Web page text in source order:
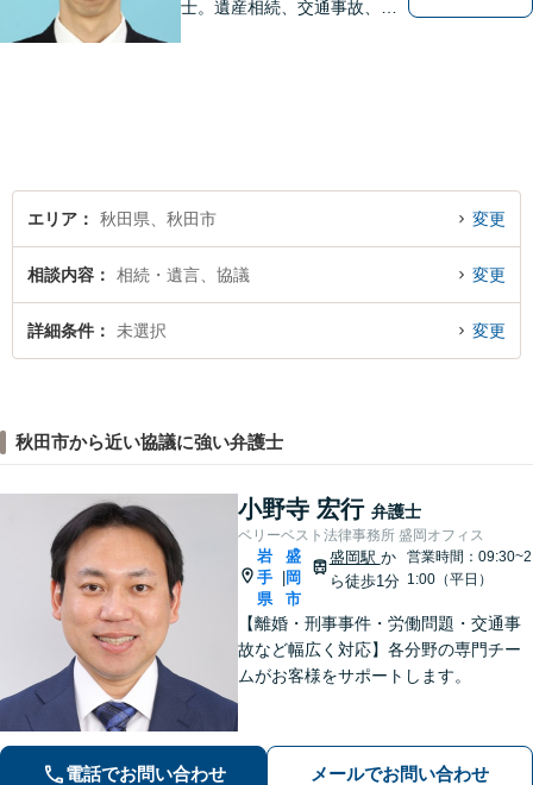
士。遺産相続、交通事故、離
エリア 秋田県、秋田市 変更
相談内容 相続・遺言、協議 変更
詳細条件 未選択 変更
秋田市から近い協議に強い弁護士
小野寺 宏行 弁護士
ベリーベスト法律事務所 盛岡オフィス
岩
手
県
盛
岡
市
盛岡駅 か
ら徒歩1分
営業時間：09:30~2
1:00（平日）
【離婚・刑事事件・労働問題・交通事
故など幅広く対応】各分野の専門チー
ムがお客様をサポートします。
電話でお問い合わせ メールでお問い合わせ